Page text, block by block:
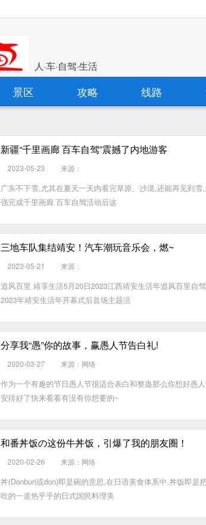
人·车·自驾·生活
景区 攻略 线路
新疆“千里画廊 百车自驾”震撼了内地游客
2023-05-23 来源：
广东不下雪,尤其在夏天一天内看完草原、沙漠,还能再见到
强完成千里画廊 百车自驾活动后这
三地车队集结靖安！汽车潮玩音乐会，燃~
2023-05-21 来源：
追风百里 靖享生活5月20日2023江西靖安生活年追风百里自
2023年靖安生活年开幕式后首场主题活
分享我“愚”你的故事，赢愚人节告白礼!
2020-03-27 来源：网络
作为一个有趣的节日愚人节很适合表白和整蛊那么你想好愚
安排好了快来看看有没有你想要的~
和番丼饭の这份牛丼饭，引爆了我的朋友圈！
2020-02-26 来源：网络
丼(Donburi或don)即是碗的意思,在日语美食体系中,丼饭即是
吃的一道热乎乎的日式国民料理美